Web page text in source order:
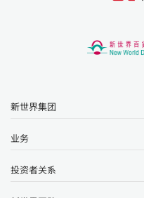
新世界集团
业务
投资者关系